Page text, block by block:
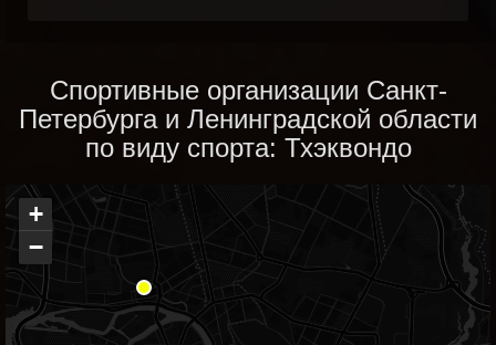
Спортивные организации Санкт-
Петербурга и Ленинградской области
по виду спорта: Тхэквондо
+
−